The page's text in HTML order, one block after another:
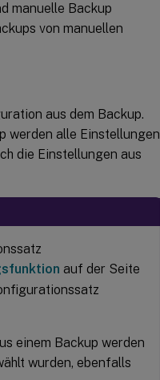
manuelle Backup
von manuellen
aus dem Backup.
werden alle Einstellungen
die Einstellungen aus
auf der Seite
einem Backup werden
wurden, ebenfalls